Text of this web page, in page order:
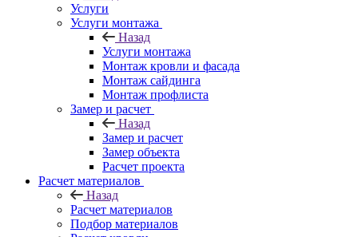
Услуги
Услуги монтажа
Назад
Услуги монтажа
Монтаж кровли и фасада
Монтаж сайдинга
Монтаж профлиста
Замер и расчет
Назад
Замер и расчет
Замер объекта
Расчет проекта
Расчет материалов
Назад
Расчет материалов
Подбор материалов